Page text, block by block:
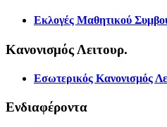
Εκλογές Μαθητικού
Κανονισμός Λειτουρ.
Εσωτερικός Κανονισμός
Ενδιαφέροντα